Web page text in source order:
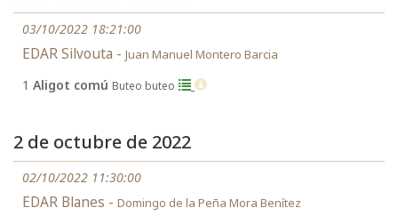
03/10/2022 18:21:00
EDAR Silvouta - Juan Manuel Montero Barcia
1 Aligot comú Buteo buteo
2 de octubre de 2022
02/10/2022 11:30:00
EDAR Blanes - Domingo de la Peña Mora Benítez